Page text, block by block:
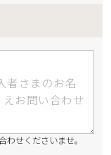
わせくださいませ。